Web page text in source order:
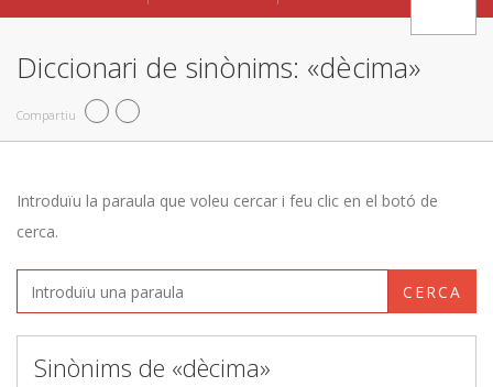
Diccionari de sinònims: «dècima»
Compartiu
Introduïu la paraula que voleu cercar i feu clic en el botó de
cerca.
CERCA
Sinònims de «dècima»